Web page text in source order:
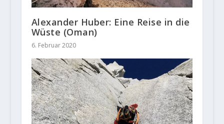
Alexander Huber: Eine Reise in die
Wüste (Oman)
6. Februar 2020